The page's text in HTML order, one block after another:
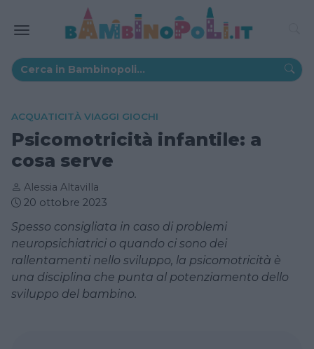
ACQUATICITÀ VIAGGI GIOCHI
Psicomotricità infantile: a
cosa serve
Alessia Altavilla
20 ottobre 2023
Spesso consigliata in caso di problemi
neuropsichiatrici o quando ci sono dei
rallentamenti nello sviluppo, la psicomotricità è
una disciplina che punta al potenziamento dello
sviluppo del bambino.